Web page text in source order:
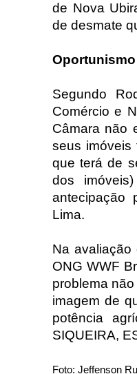
de Nova
de desmate
Oportunismo
Segundo
Comércio e
Câmara não
seus imóveis
que terá de
dos
antecipação
Lima.
Na avaliação
ONG WWF
problema
imagem de
potência
SIQUEIRA,
Foto: Jeffenson